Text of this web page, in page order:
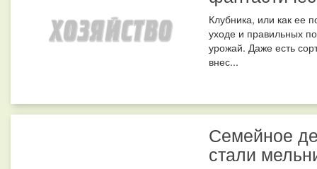
Клубника, или как ее
уходе и правильных
урожай. Даже есть
внес...
Семейное
стали